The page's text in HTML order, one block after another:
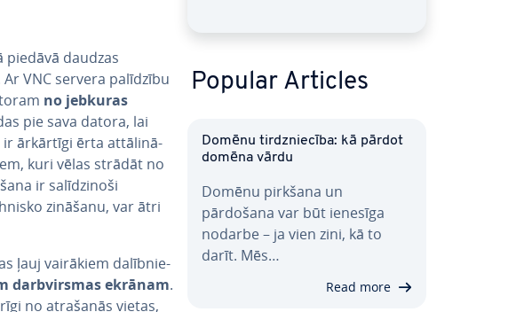
piedāvā daudzas
VNC servera palīdzību
no jebkuras
pie sava datora, lai
ir ārkārtīgi ērta at­tā­li­nā­
kuri vēlas strādāt no
ir sa­lī­dzi­no­ši
zināšanu, var ātri
ļauj vairākiem da­līb­nie­
darbvir­smas ekrānam.
no atrašanās vietas,
Popular Articles
Domēnu tirdznie­cī­ba: kā pārdot
domēna vārdu
Domēnu pirkšana un
pārdošana var būt ienesīga
nodarbe – ja vien zini, kā to
darīt. Mēs…
Read more